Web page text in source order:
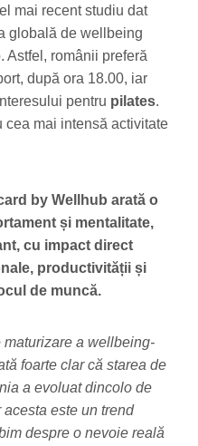
mai recent studiu dat
globală de wellbeing
Astfel, românii preferă
după ora 18.00, iar
pentru pilates.
cea mai intensă activitate
by Wellhub arată o
și mentalitate,
cu impact direct
productivității și
de muncă.
a wellbeing-
foarte clar că starea de
a evoluat dincolo de
este un trend
despre o nevoie reală